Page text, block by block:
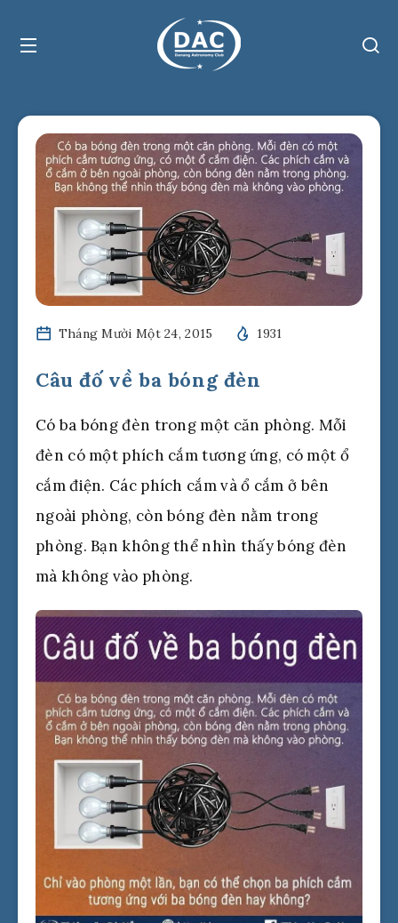
Tháng Mười Một 24, 2015 1931
Câu đố về ba bóng đèn
Có ba bóng đèn trong một căn phòng. Mỗi
đèn có một phích cắm tương ứng, có một ổ
cắm điện. Các phích cắm và ổ cắm ở bên
ngoài phòng, còn bóng đèn nằm trong
phòng. Bạn không thể nhìn thấy bóng đèn
mà không vào phòng.